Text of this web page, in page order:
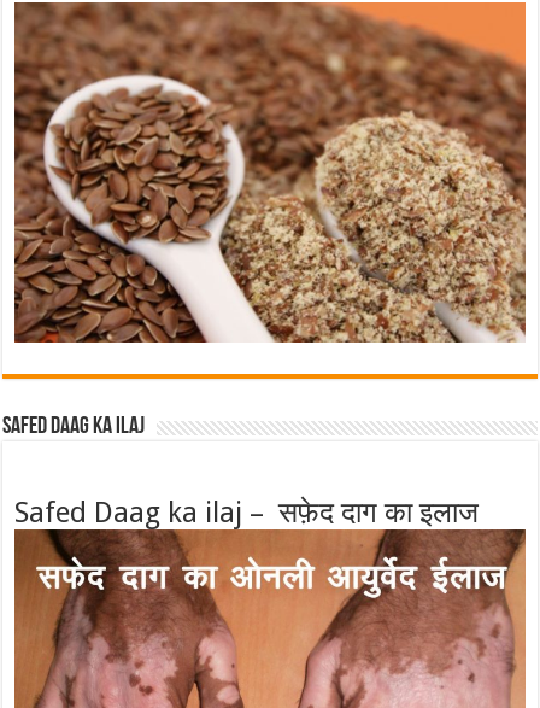
Safed Daag ka ilaj
Safed Daag ka ilaj – सफ़ेद दाग का इलाज